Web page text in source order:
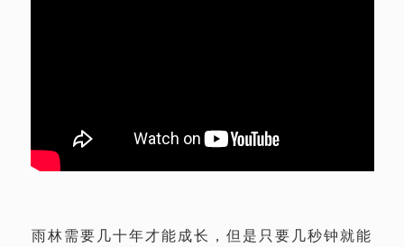
雨林需要几十年才能成长，但是只要几秒钟就能